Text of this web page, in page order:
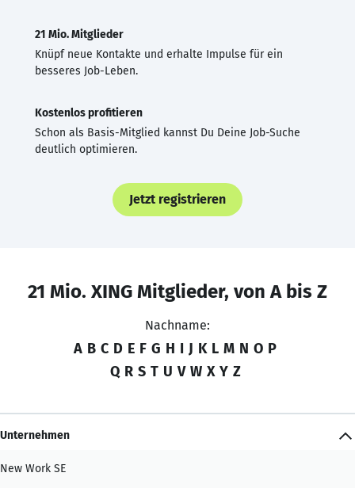
21 Mio. Mitglieder
Knüpf neue Kontakte und erhalte Impulse für ein
besseres Job-Leben.
Kostenlos profitieren
Schon als Basis-Mitglied kannst Du Deine Job-Suche
deutlich optimieren.
Jetzt registrieren
21 Mio. XING Mitglieder, von A bis Z
Nachname:
A B C D E F G H I J K L M N O P
Q R S T U V W X Y Z
Unternehmen
New Work SE